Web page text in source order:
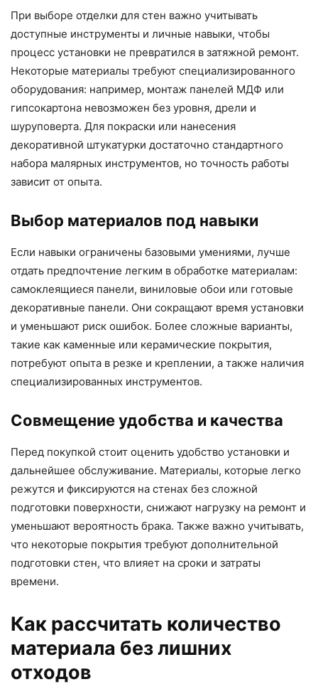
При выборе отделки для стен важно учитывать
доступные инструменты и личные навыки, чтобы
процесс установки не превратился в затяжной ремонт.
Некоторые материалы требуют специализированного
оборудования: например, монтаж панелей МДФ или
гипсокартона невозможен без уровня, дрели и
шуруповерта. Для покраски или нанесения
декоративной штукатурки достаточно стандартного
набора малярных инструментов, но точность работы
зависит от опыта.
Выбор материалов под навыки
Если навыки ограничены базовыми умениями, лучше
отдать предпочтение легким в обработке материалам:
самоклеящиеся панели, виниловые обои или готовые
декоративные панели. Они сокращают время установки
и уменьшают риск ошибок. Более сложные варианты,
такие как каменные или керамические покрытия,
потребуют опыта в резке и креплении, а также наличия
специализированных инструментов.
Совмещение удобства и качества
Перед покупкой стоит оценить удобство установки и
дальнейшее обслуживание. Материалы, которые легко
режутся и фиксируются на стенах без сложной
подготовки поверхности, снижают нагрузку на ремонт и
уменьшают вероятность брака. Также важно учитывать,
что некоторые покрытия требуют дополнительной
подготовки стен, что влияет на сроки и затраты
времени.
Как рассчитать количество
материала без лишних
отходов